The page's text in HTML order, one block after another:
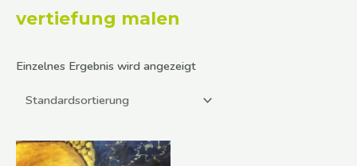
vertiefung malen
Einzelnes Ergebnis wird angezeigt